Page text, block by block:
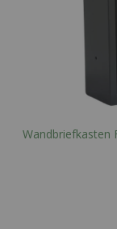
Wandbriefkasten